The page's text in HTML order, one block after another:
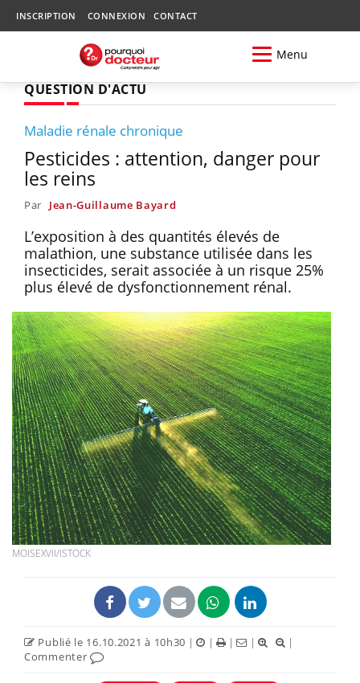
INSCRIPTION CONNEXION CONTACT
Menu
QUESTION D'ACTU
Maladie rénale chronique
Pesticides : attention, danger pour
les reins
Par Jean-Guillaume Bayard
L’exposition à des quantités élevés de
malathion, une substance utilisée dans les
insecticides, serait associée à un risque 25%
plus élevé de dysfonctionnement rénal.
MOISEXVII/ISTOCK
Publié le 16.10.2021 à 10h30 | | | |
|
Commenter